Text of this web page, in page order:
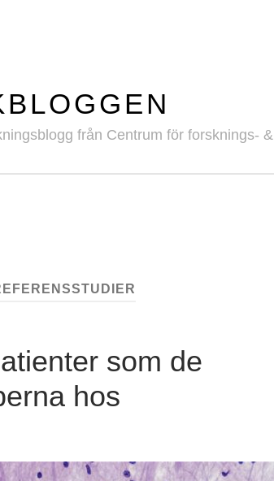
från Centrum för forsknings-
som de
hos